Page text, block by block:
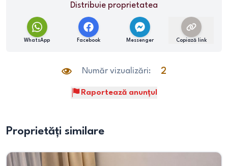
Distribuie proprietatea
WhatsApp Facebook Messenger Copiază link
Număr vizualizări: 2
Raportează anunțul
Proprietăți similare